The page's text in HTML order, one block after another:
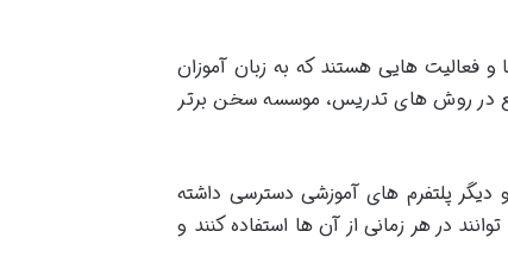
و فعالیت هایی هستند که به زبان آموزان
در روش های تدریس، موسسه سخن برتر
پلتفرم های آموزشی دسترسی داشته
در هر زمانی از آن ها استفاده کنند و